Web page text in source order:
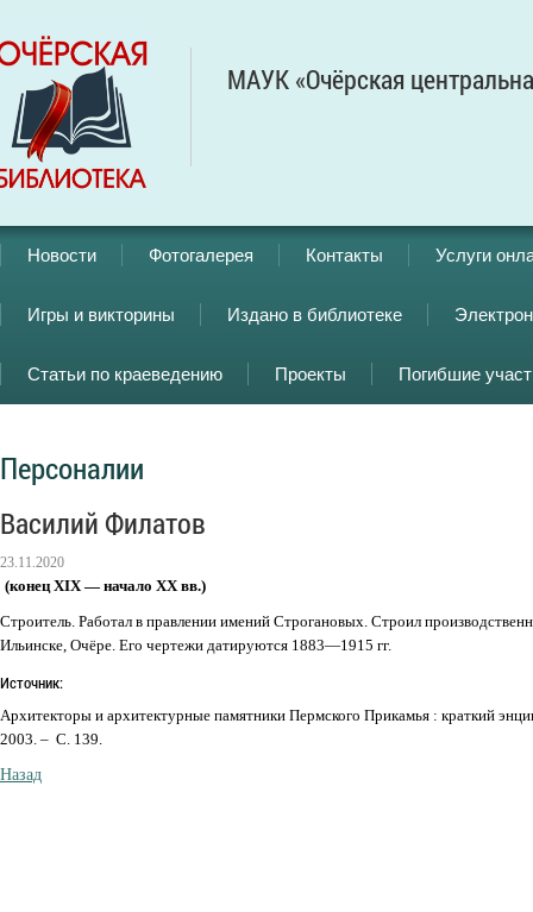
МАУК «Очёрская
Новости Фотогалерея Контакты Услуги
Игры и викторины Издано в библиотеке
Статьи по краеведению Проекты Погибшие
Персоналии
Василий Филатов
23.11.2020
(конец XIX — начало XX вв.)
Строитель. Работал в правлении имений Строгановых. Строил
Ильинске, Очёре. Его чертежи датируются 1883—1915 гг.
Источник:
Архитекторы и архитектурные памятники Пермского Прикамья : краткий
2003. – С. 139.
Назад